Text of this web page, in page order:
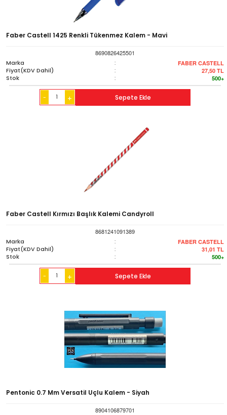
Faber Castell 1425 Renkli Tükenmez Kalem - Mavi
8690826425501
Marka
: FABER CASTELL
Fiyat(KDV Dahil) : 27,50 TL
Stok : 500+
- + Sepete Ekle
Faber Castell Kırmızı Başlık Kalemi Candyroll
8681241091389
Marka
: FABER CASTELL
Fiyat(KDV Dahil) : 31,01 TL
Stok : 500+
- + Sepete Ekle
Pentonic 0.7 Mm Versatil Uçlu Kalem - Siyah
8904106879701